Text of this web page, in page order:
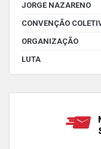
JORGE NAZARENO
CONVENÇÃO
ORGANIZAÇÃO
LUTA